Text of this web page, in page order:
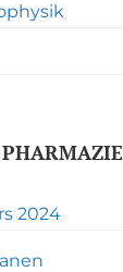
PHARMAZIE
2024